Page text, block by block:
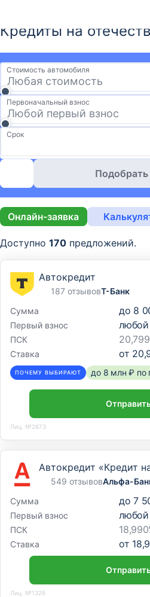
Кредиты на
Стоимость автомобиля
Первоначальный взнос
Срок
Подобрать
Онлайн-заявка
Доступно 170 предложений.
Автокредит
187 отзывовТ-Банк
Сумма
до 8
Первый взнос любой
ПСК
Ставка от
ПОЧЕМУ ВЫБИРАЮТ до 8 млн ₽ по
Лиц. №2673
Автокредит «Кредит
549 отзывовАльфа-
Сумма
до 7
Первый взнос любой
ПСК
Ставка от
Лиц. №1326